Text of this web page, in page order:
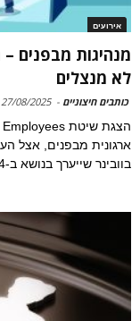
אירועים
מנהיגות מבפנים
לא מנצלים
כותבים חיצוניים -
27/08/2025
ארגונית מבפנים, אצל
בוובינר שייערך בנושא ב-4 בספטמבר 2025.